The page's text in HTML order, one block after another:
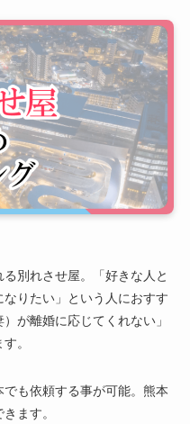
別れさせ屋。「好きな人と
りたい」という人におすす
が離婚に応じてくれない」
。
も依頼する事が可能。熊本
ます。